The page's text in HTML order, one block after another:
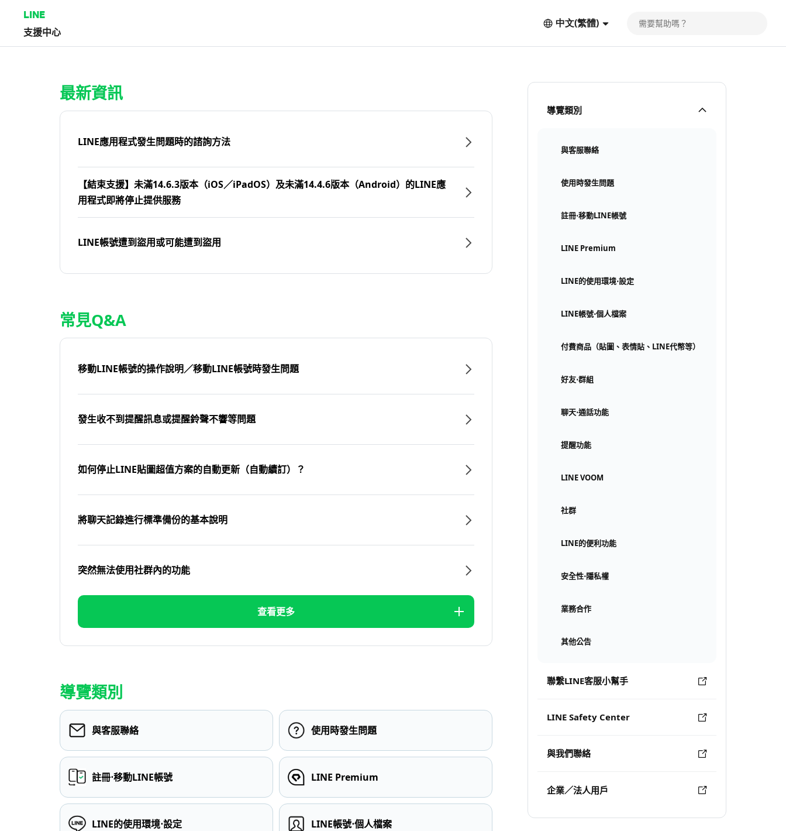
LINE
支援中心
中文(繁體)
導覽類別
與客服聯絡
使用時發生問題
註冊⋅移動LINE帳號
LINE Premium
LINE的使用環境⋅設定
LINE帳號⋅個人檔案
付費商品（貼圖、表情貼、LINE代幣等）
好友⋅群組
聊天⋅通話功能
提醒功能
LINE VOOM
社群
LINE的便利功能
安全性⋅隱私權
業務合作
其他公告
聯繫LINE客服小幫手
LINE Safety Center
與我們聯絡
企業／法人用戶
最新資訊
LINE應用程式發生問題時的諮詢方法
【結束支援】未滿14.6.3版本（iOS／iPadOS）及未滿14.4.6版本（Android）的LINE應
用程式即將停止提供服務
LINE帳號遭到盜用或可能遭到盜用
常見Q&A
移動LINE帳號的操作說明／移動LINE帳號時發生問題
發生收不到提醒訊息或提醒鈴聲不響等問題
如何停止LINE貼圖超值方案的自動更新（自動續訂）？
將聊天記錄進行標準備份的基本說明
突然無法使用社群內的功能
查看更多
導覽類別
與客服聯絡 使用時發生問題
註冊⋅移動LINE帳號 LINE Premium
LINE的使用環境⋅設定 LINE帳號⋅個人檔案